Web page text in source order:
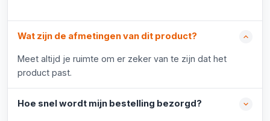
Wat zijn de afmetingen van dit product?
Meet altijd je ruimte om er zeker van te zijn dat het
product past.
Hoe snel wordt mijn bestelling bezorgd?